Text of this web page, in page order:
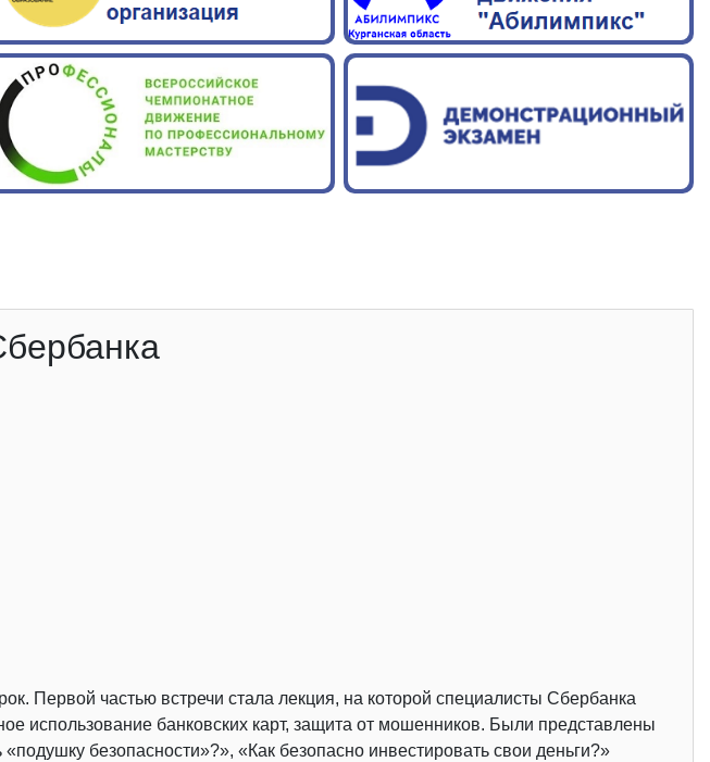
Первой частью встречи стала лекция, на которой специалисты Сбербанка
использование банковских карт, защита от мошенников. Были представлены
безопасности»?», «Как безопасно инвестировать свои деньги?»